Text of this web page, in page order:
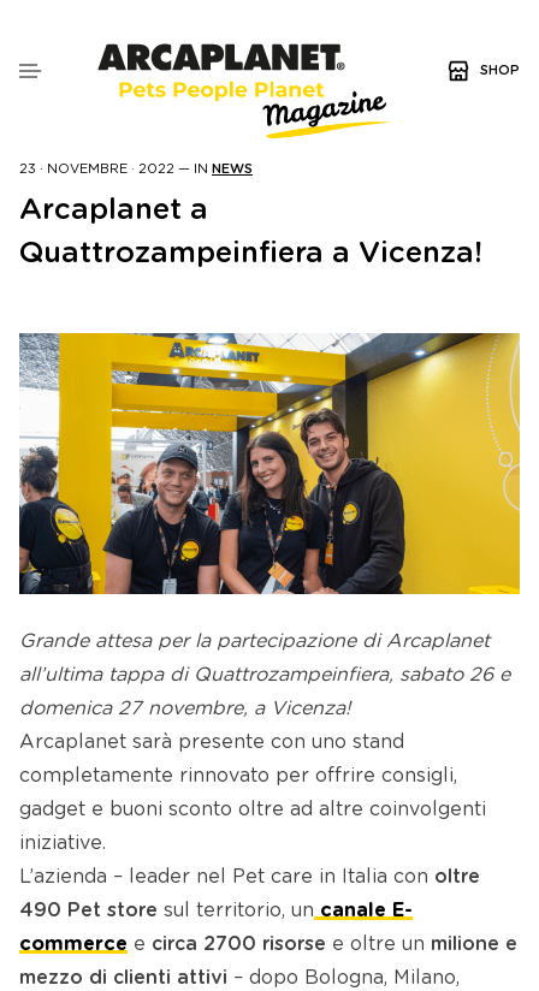
SHOP
23 · NOVEMBRE · 2022 — IN NEWS
Arcaplanet a
Quattrozampeinfiera a Vicenza!
Grande attesa per la partecipazione di Arcaplanet
all’ultima tappa di Quattrozampeinfiera, sabato 26 e
domenica 27 novembre, a Vicenza!
Arcaplanet sarà presente con uno stand
completamente rinnovato per offrire consigli,
gadget e buoni sconto oltre ad altre coinvolgenti
iniziative.
L’azienda – leader nel Pet care in Italia con oltre
490 Pet store sul territorio, un canale E-
commerce e circa 2700 risorse e oltre un milione e
mezzo di clienti attivi – dopo Bologna, Milano,